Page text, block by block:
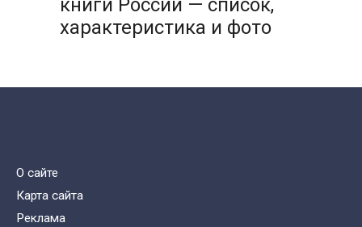
книги России — список,
характеристика и фото
О сайте
Карта сайта
Реклама